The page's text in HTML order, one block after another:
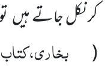
کر نکل جاتے ہیں
(